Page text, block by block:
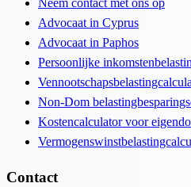
Advocaat in Cyprus
Advocaat in Paphos
Persoonlijke
Non-Dom
Kostencalculator voor
Contact